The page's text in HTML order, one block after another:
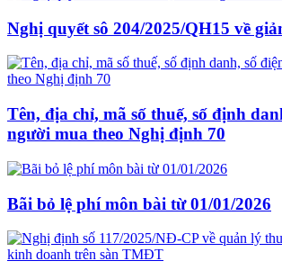
Nghị quyết sô 204/2025/QH15 về
Tên, địa chỉ, mã số thuế, số định
người mua theo Nghị định 70
Bãi bỏ lệ phí môn bài từ 01/01/2026